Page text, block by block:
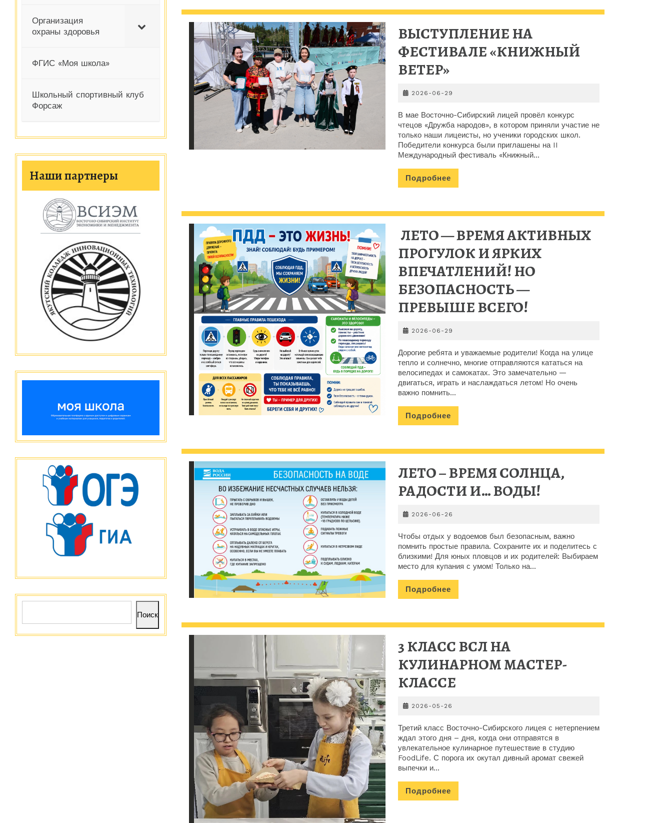
Организация
охраны здоровья
ФГИС «Моя школа»
Школьный спортивный клуб
Форсаж
Наши партнеры
Поиск
9
ВЫСТУПЛЕНИЕ НА
ФЕСТИВАЛЕ «КНИЖНЫЙ
ВЕТЕР»ВЫСТУПЛЕНИЕ
НА
«КНИЖНЫЙ
ВЕТЕР»
2026-06-29
В мае Восточно-Сибирский лицей провёл конкурс
чтецов «Дружба народов», в котором приняли участие не
только наши лицеисты, но ученики городских школ.
Победители конкурса были приглашены на II
Международный фестиваль «Книжный...
ПодробнееПодробнее
ЛЕТО — ВРЕМЯ АКТИВНЫХ
ПРОГУЛОК И ЯРКИХ
ВПЕЧАТЛЕНИЙ! НО
БЕЗОПАСНОСТЬ —
ПРЕВЫШЕ ВСЕГО!
АКТИВНЫХ
ПРОГУЛОК
НО
БЕЗОПАСНОСТЬ
—
2026-06-29
Дорогие ребята и уважаемые родители! Когда на улице
тепло и солнечно, многие отправляются кататься на
велосипедах и самокатах. Это замечательно —
двигаться, играть и наслаждаться летом! Но очень
важно помнить...
ПодробнееПодробнее
ЛЕТО – ВРЕМЯ СОЛНЦА,
РАДОСТИ И… ВОДЫ!ЛЕТО
СОЛНЦА,
РАДОСТИ
2026-06-26
Чтобы отдых у водоемов был безопасным, важно
помнить простые правила. Сохраните их и поделитесь с
близкими! Для юных пловцов и их родителей: Выбираем
место для купания с умом! Только на...
ПодробнееПодробнее
3 КЛАСС ВСЛ НА
КУЛИНАРНОМ МАСТЕР-
КЛАССЕ3
НА
КУЛИНАРНОМ
2026-05-26
Третий класс Восточно-Сибирского лицея с нетерпением
ждал этого дня – дня, когда они отправятся в
увлекательное кулинарное путешествие в студию
FoodLife. С порога их окутал дивный аромат свежей
выпечки и...
ПодробнееПодробнее